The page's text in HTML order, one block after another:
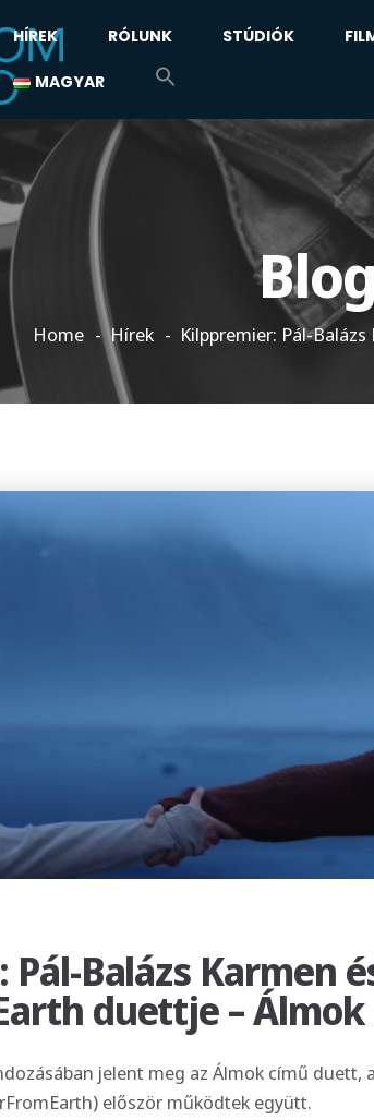
HÍREK RÓLUNK STÚDIÓK
MAGYAR
Home Hírek Kilppremier: Pál-
Balázs Karmen
duettje – Álmok
jelent meg az Álmok című duett,
először működtek együtt.